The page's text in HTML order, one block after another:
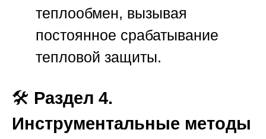
теплообмен, вызывая
постоянное срабатывание
тепловой защиты.
🛠️ Раздел 4.
Инструментальные методы